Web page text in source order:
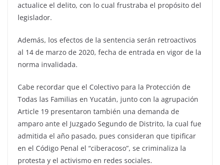
actualice el delito, con lo cual frustraba el propósito del
legislador.
Además, los efectos de la sentencia serán retroactivos
al 14 de marzo de 2020, fecha de entrada en vigor de la
norma invalidada.
Cabe recordar que el Colectivo para la Protección de
Todas las Familias en Yucatán, junto con la agrupación
Article 19 presentaron también una demanda de
amparo ante el Juzgado Segundo de Distrito, la cual fue
admitida el año pasado, pues consideran que tipificar
en el Código Penal el “ciberacoso”, se criminaliza la
protesta y el activismo en redes sociales.